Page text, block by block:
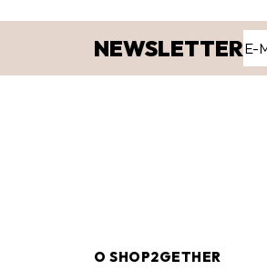
NEWSLETTER
O SHOP2GETHER